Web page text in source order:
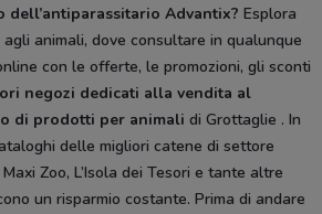
Advantix? Esplora
animali, dove consultare in qualunque
con le offerte, le promozioni, gli sconti
negozi dedicati alla vendita al
di prodotti per animali di Grottaglie . In
delle migliori catene di settore
Zoo, L’Isola dei Tesori e tante altre
un risparmio costante. Prima di andare